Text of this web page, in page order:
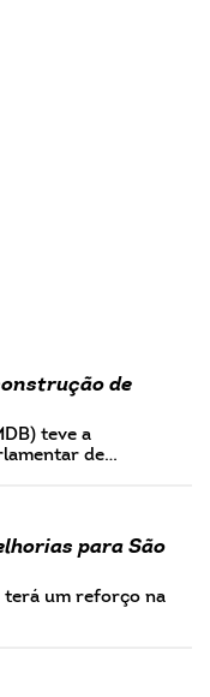
de
teve a
de…
para São
terá um reforço na